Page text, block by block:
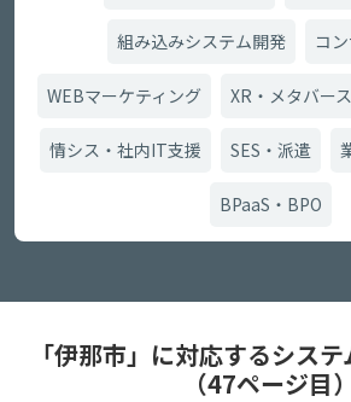
組み込みシステム開発 コ
WEBマーケティング XR・メタバース
情シス・社内IT支援 SES・派遣
BPaaS・BPO
「伊那市」に対応するシス
（47ページ目）